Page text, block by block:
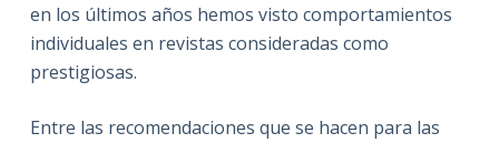
en los últimos años hemos visto comportamientos
individuales en revistas consideradas como
prestigiosas.
Entre las recomendaciones que se hacen para las